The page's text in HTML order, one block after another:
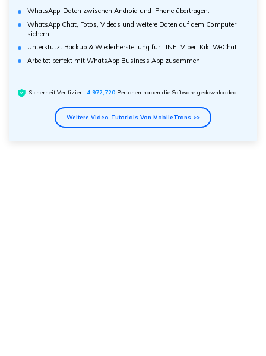
WhatsApp-Daten zwischen Android und iPhone übertragen.
WhatsApp Chat, Fotos, Videos und weitere Daten auf dem Computer
sichern.
Unterstützt Backup & Wiederherstellung für LINE, Viber, Kik, WeChat.
Arbeitet perfekt mit WhatsApp Business App zusammen.
Sicherheit Verifiziert.4,972,722 Personen haben die Software gedownloaded.
Weitere Video-Tutorials Von MobileTrans >>